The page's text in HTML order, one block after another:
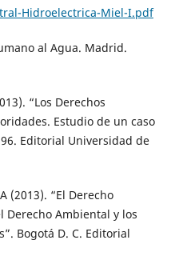
Hidroelectrica-Miel-I.pdf
al Agua. Madrid.
“Los Derechos
Estudio de un caso
Editorial Universidad de
(2013). “El Derecho
Derecho Ambiental y los
Bogotá D. C. Editorial